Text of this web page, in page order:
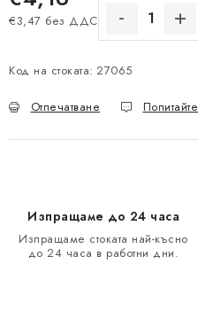
€3,47 без ДДС
Измерване на цената:
Код на стоката: 27065
Отпечатване Попитайте
Изпращаме до 24 часа
Изпращаме стоката най-късно
до 24 часа в работни дни.